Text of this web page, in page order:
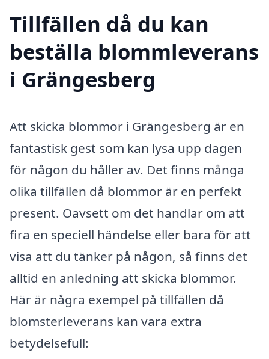
Tillfällen då du kan
beställa blommleverans
i Grängesberg
Att skicka blommor i Grängesberg är en
fantastisk gest som kan lysa upp dagen
för någon du håller av. Det finns många
olika tillfällen då blommor är en perfekt
present. Oavsett om det handlar om att
fira en speciell händelse eller bara för att
visa att du tänker på någon, så finns det
alltid en anledning att skicka blommor.
Här är några exempel på tillfällen då
blomsterleverans kan vara extra
betydelsefull: